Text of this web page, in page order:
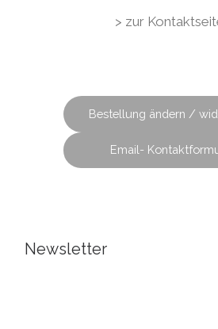
> zur
Bestellung ändern /
Email-
Newsletter